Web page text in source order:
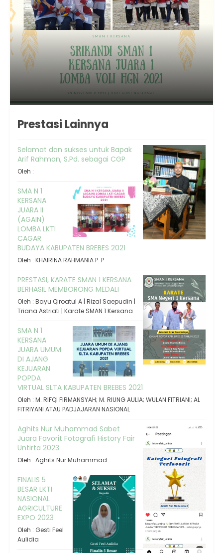
Prestasi Lainnya
Selamat dan sukses untuk Bapak
Arif Rahman, S.Pd. sebagai CGP
Oleh :
SMA N 1
KERSANA
JUARA II
(AGAIN)
LOMBA LKTI
CAGAR
BUDAYA KABUPATEN BREBES 2021
Oleh : KHAIRINA RAHMANIA P. P
PRESTASI, KARATE SMAN 1 KERSANA
BERHASIL MEMBORONG MEDALI
Oleh : Bayu Qiroatul A | Rizal Saepudin |
Triana Astriati | Karate SMAN 1 Kersana
SMA N 1
KERSANA
JUARA UMUM
DI AJANG
KEJUARAN
POPDA
VIRTUAL SLTA KABUPATEN BREBES 2021
Oleh : M. RIFQI FIRMANSYAH; M. RIUNG AULIA; WULAN FITRIANI; AL
FITRIYANI ATAU PADJAJARAN NASIONAL
Aghits Nur Muhammad Sabet
Juara Favorit Fotografi History Fair
Untirta 2023
Oleh : Aghits Nur Muhammad
FINALIS 5
BESAR LKTI
NASIONAL
AGRICULTURE
EXPO 2023
Oleh : Gesti Feel
Aulidia